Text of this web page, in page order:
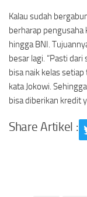
Kalau sudah
berharap pengusaha
hingga BNI.
besar lagi. “Pasti
bisa naik kelas
kata Jokowi.
bisa diberikan kredit
Share Artikel :